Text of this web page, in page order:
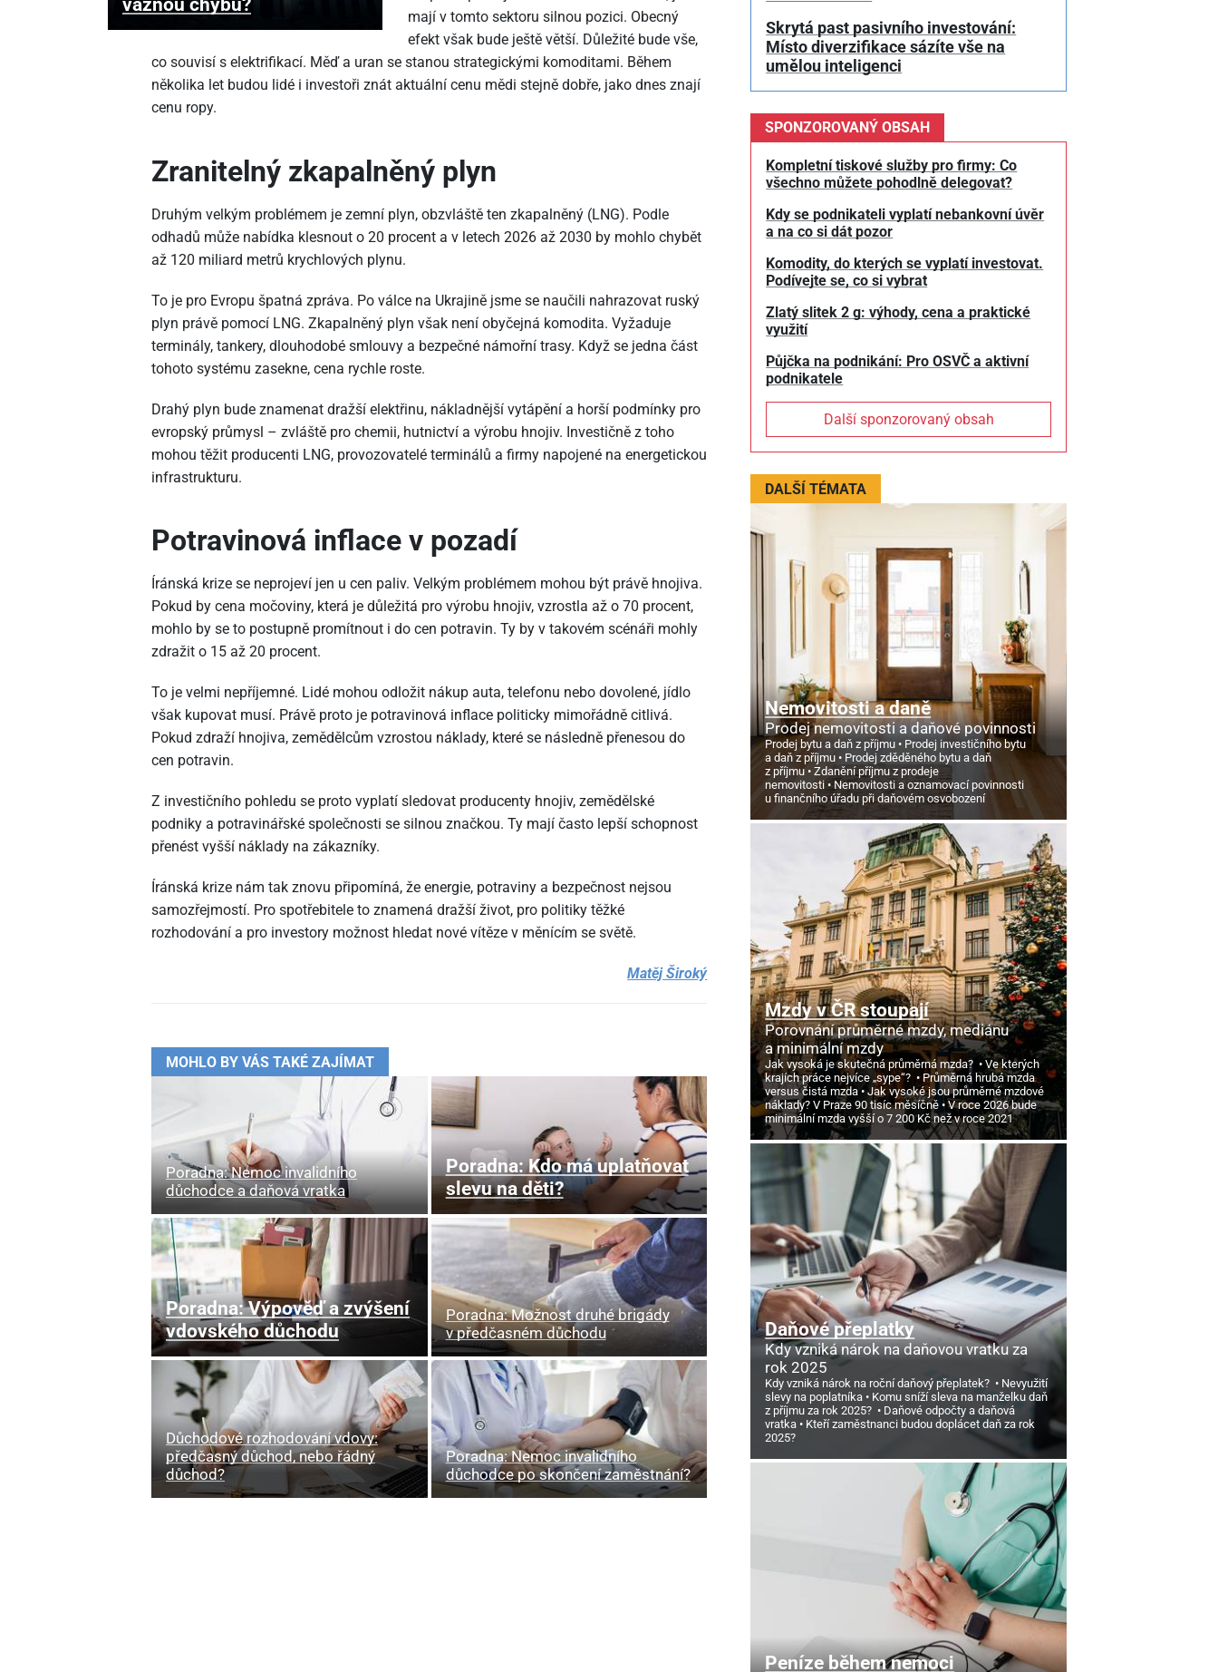
mají v tomto sektoru silnou pozici. Obecný
efekt však bude ještě větší. Důležité bude vše,
co souvisí s elektrifikací. Měď a uran se stanou strategickými komoditami. Během
několika let budou lidé i investoři znát aktuální cenu mědi stejně dobře, jako dnes znají
cenu ropy.
Zranitelný zkapalněný plyn
Druhým velkým problémem je zemní plyn, obzvláště ten zkapalněný (LNG). Podle
odhadů může nabídka klesnout o 20 procent a v letech 2026 až 2030 by mohlo chybět
až 120 miliard metrů krychlových plynu.
To je pro Evropu špatná zpráva. Po válce na Ukrajině jsme se naučili nahrazovat ruský
plyn právě pomocí LNG. Zkapalněný plyn však není obyčejná komodita. Vyžaduje
terminály, tankery, dlouhodobé smlouvy a bezpečné námořní trasy. Když se jedna část
tohoto systému zasekne, cena rychle roste.
Drahý plyn bude znamenat dražší elektřinu, nákladnější vytápění a horší podmínky pro
evropský průmysl – zvláště pro chemii, hutnictví a výrobu hnojiv. Investičně z toho
mohou těžit producenti LNG, provozovatelé terminálů a firmy napojené na energetickou
infrastrukturu.
Potravinová inflace v pozadí
Íránská krize se neprojeví jen u cen paliv. Velkým problémem mohou být právě hnojiva.
Pokud by cena močoviny, která je důležitá pro výrobu hnojiv, vzrostla až o 70 procent,
mohlo by se to postupně promítnout i do cen potravin. Ty by v takovém scénáři mohly
zdražit o 15 až 20 procent.
To je velmi nepříjemné. Lidé mohou odložit nákup auta, telefonu nebo dovolené, jídlo
však kupovat musí. Právě proto je potravinová inflace politicky mimořádně citlivá.
Pokud zdraží hnojiva, zemědělcům vzrostou náklady, které se následně přenesou do
cen potravin.
Z investičního pohledu se proto vyplatí sledovat producenty hnojiv, zemědělské
podniky a potravinářské společnosti se silnou značkou. Ty mají často lepší schopnost
přenést vyšší náklady na zákazníky.
Íránská krize nám tak znovu připomíná, že energie, potraviny a bezpečnost nejsou
samozřejmostí. Pro spotřebitele to znamená dražší život, pro politiky těžké
rozhodování a pro investory možnost hledat nové vítěze v měnícím se světě.
Matěj Široký
MOHLO BY VÁS TAKÉ ZAJÍMAT
Poradna: Nemoc invalidního
důchodce a daňová vratka
Poradna: Kdo má uplatňovat
slevu na děti?
Poradna: Výpověď a zvýšení
vdovského důchodu
Poradna: Možnost druhé brigády
v předčasném důchodu
Důchodové rozhodování vdovy:
předčasný důchod, nebo řádný
důchod?
Poradna: Nemoc invalidního
důchodce po skončení zaměstnání?
Skrytá past pasivního investování:
Místo diverzifikace sázíte vše na
umělou inteligenci
SPONZOROVANÝ OBSAH
Kompletní tiskové služby pro firmy: Co
všechno můžete pohodlně delegovat?
Kdy se podnikateli vyplatí nebankovní úvěr
a na co si dát pozor
Komodity, do kterých se vyplatí investovat.
Podívejte se, co si vybrat
Zlatý slitek 2 g: výhody, cena a praktické
využití
Půjčka na podnikání: Pro OSVČ a aktivní
podnikatele
Další sponzorovaný obsah
DALŠÍ TÉMATA
Nemovitosti a daně
Prodej nemovitosti a daňové povinnosti
Prodej bytu a daň z příjmu
Prodej investičního bytu
a daň z příjmu
Prodej zděděného bytu a daň
z příjmu
Zdanění příjmu z prodeje
nemovitosti
Nemovitosti a oznamovací povinnosti
u finančního úřadu při daňovém osvobození
Mzdy v ČR stoupají
Porovnání průměrné mzdy, mediánu
a minimální mzdy
Jak vysoká je skutečná průměrná mzda?
Ve kterých
krajích práce nejvíce „sype“?
Průměrná hrubá mzda
versus čistá mzda
Jak vysoké jsou průměrné mzdové
náklady? V Praze 90 tisíc měsíčně
V roce 2026 bude
minimální mzda vyšší o 7 200 Kč než v roce 2021
Daňové přeplatky
Kdy vzniká nárok na daňovou vratku za
rok 2025
Kdy vzniká nárok na roční daňový přeplatek?
Nevyužití
slevy na poplatníka
Komu sníží sleva na manželku daň
z příjmu za rok 2025?
Daňové odpočty a daňová
vratka
Kteří zaměstnanci budou doplácet daň za rok
2025?
Peníze během nemoci